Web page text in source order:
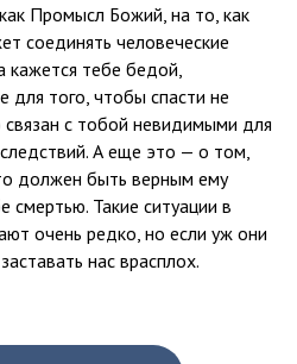
Промысл Божий, на то, как
соединять человеческие
кажется тебе бедой,
для того, чтобы спасти не
связан с тобой невидимыми для
А еще это — о том,
должен быть верным ему
смертью. Такие ситуации в
очень редко, но если уж они
нас врасплох.